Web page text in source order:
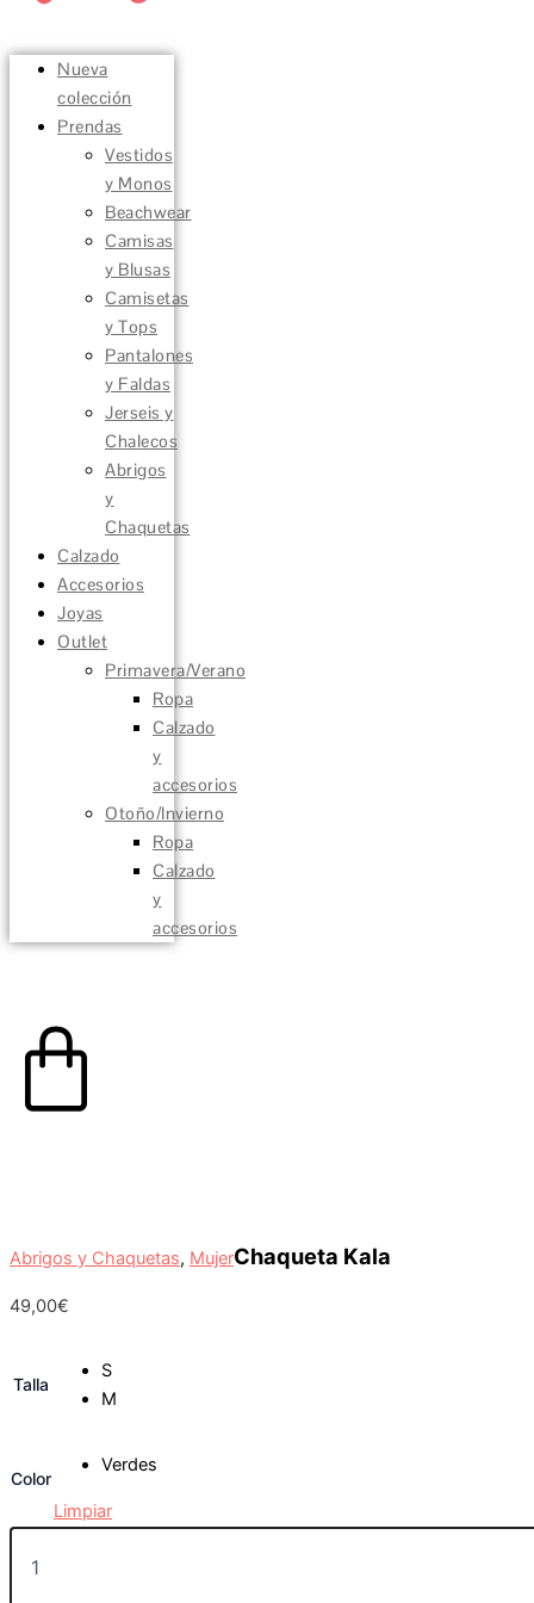
Nueva
colección
Prendas
Vestidos
y Monos
Beachwear
Camisas
y Blusas
Camisetas
y Tops
Pantalones
y Faldas
Jerseis y
Chalecos
Abrigos
y
Chaquetas
Calzado
Accesorios
Joyas
Outlet
Primavera/Verano
Ropa
Calzado
y
accesorios
Otoño/Invierno
Ropa
Calzado
y
accesorios
Abrigos y Chaquetas, MujerChaqueta Kala
49,00€
Talla
S
M
Color
Verdes
Limpiar